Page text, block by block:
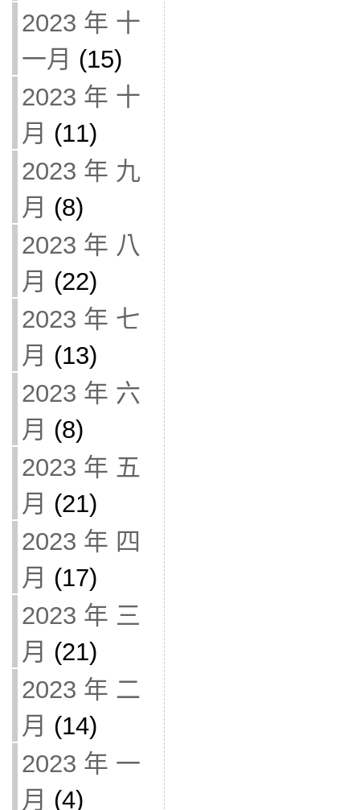
2023 年 十
一月 (15)
2023 年 十
月 (11)
2023 年 九
月 (8)
2023 年 八
月 (22)
2023 年 七
月 (13)
2023 年 六
月 (8)
2023 年 五
月 (21)
2023 年 四
月 (17)
2023 年 三
月 (21)
2023 年 二
月 (14)
2023 年 一
月 (4)